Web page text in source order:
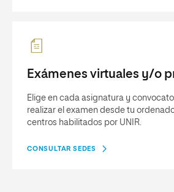
Exámenes virtuales y/o
Elige en cada asignatura y
realizar el examen desde tu
centros habilitados por UNIR.
CONSULTAR SEDES